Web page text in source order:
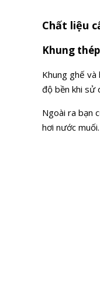
Chất liệu
Khung
Khung ghế
độ bền khi sử
Ngoài ra bạn
hơi nước muối.